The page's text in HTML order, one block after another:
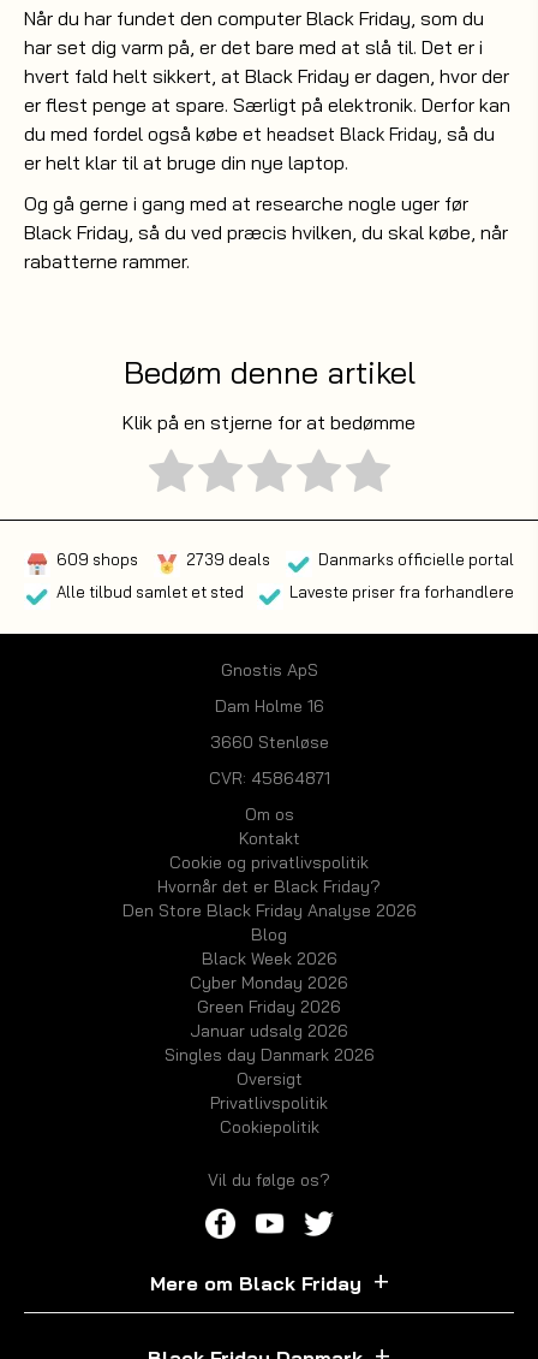
Når du har fundet den computer Black Friday, som du
har set dig varm på, er det bare med at slå til. Det er i
hvert fald helt sikkert, at Black Friday er dagen, hvor der
er flest penge at spare. Særligt på elektronik. Derfor kan
du med fordel også købe et headset Black Friday, så du
er helt klar til at bruge din nye laptop.
Og gå gerne i gang med at researche nogle uger før
Black Friday, så du ved præcis hvilken, du skal købe, når
rabatterne rammer.
Bedøm denne artikel
Klik på en stjerne for at bedømme
609 shops 2739 deals
Danmarks officielle portal
Alle tilbud samlet et sted
Laveste priser fra forhandlere
Gnostis ApS
Dam Holme 16
3660 Stenløse
CVR: 45864871
Om os
Kontakt
Cookie og privatlivspolitik
Hvornår det er Black Friday?
Den Store Black Friday Analyse 2026
Blog
Black Week 2026
Cyber Monday 2026
Green Friday 2026
Januar udsalg 2026
Singles day Danmark 2026
Oversigt
Privatlivspolitik
Cookiepolitik
Vil du følge os?
Mere om Black Friday